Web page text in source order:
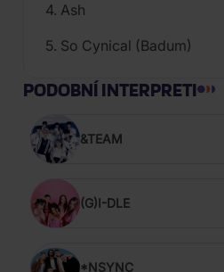
4. Ash
5. So Cynical (Badum)
PODOBNÍ INTERPRETI
&TEAM
(G)I-DLE
*NSYNC